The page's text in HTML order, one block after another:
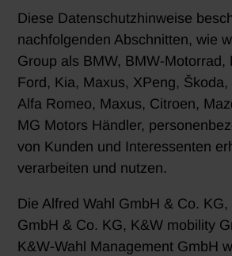
Diese Datenschutzhinweise
nachfolgenden Abschnitten, wie
Group als BMW, BMW-Motorrad,
Ford, Kia, Maxus, XPeng,
Alfa Romeo, Maxus, Citroen,
MG Motors Händler,
von Kunden und Interessenten
verarbeiten und nutzen.
Die Alfred Wahl GmbH & Co. KG,
GmbH & Co. KG, K&W mobility
K&W-Wahl Management GmbH